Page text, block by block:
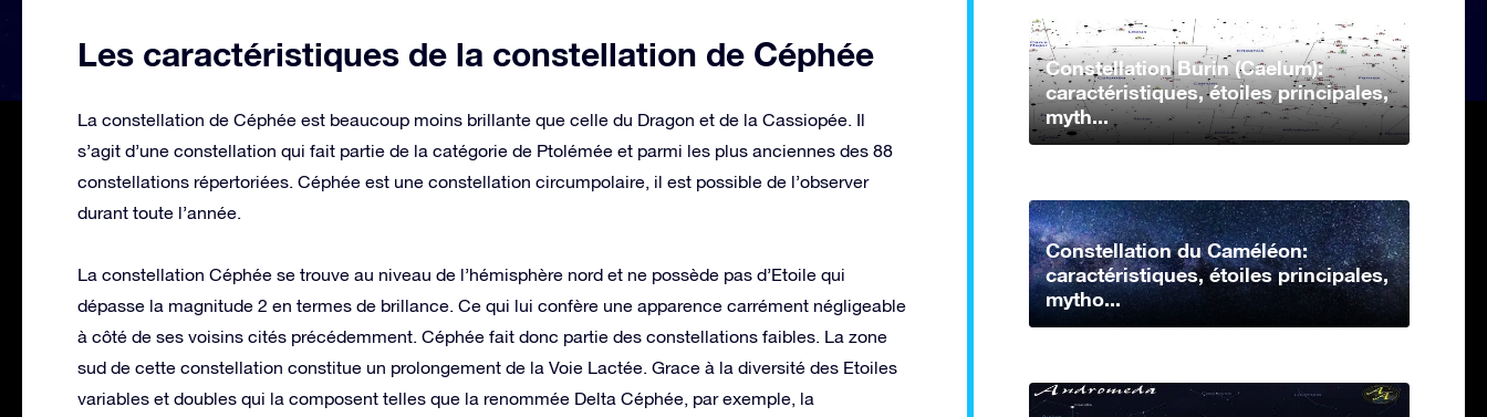
Les caractéristiques de la constellation de Céphée
La constellation de Céphée est beaucoup moins brillante que celle du Dragon et de la Cassiopée. Il
s’agit d’une constellation qui fait partie de la catégorie de Ptolémée et parmi les plus anciennes des 88
constellations répertoriées. Céphée est une constellation circumpolaire, il est possible de l’observer
durant toute l’année.
La constellation Céphée se trouve au niveau de l’hémisphère nord et ne possède pas d’Etoile qui
dépasse la magnitude 2 en termes de brillance. Ce qui lui confère une apparence carrément négligeable
à côté de ses voisins cités précédemment. Céphée fait donc partie des constellations faibles. La zone
sud de cette constellation constitue un prolongement de la Voie Lactée. Grace à la diversité des Etoiles
variables et doubles qui la composent telles que la renommée Delta Céphée, par exemple, la
Constellation Burin (Caelum):
caractéristiques, étoiles principales,
myth...
Constellation du Caméléon:
caractéristiques, étoiles principales,
mytho...